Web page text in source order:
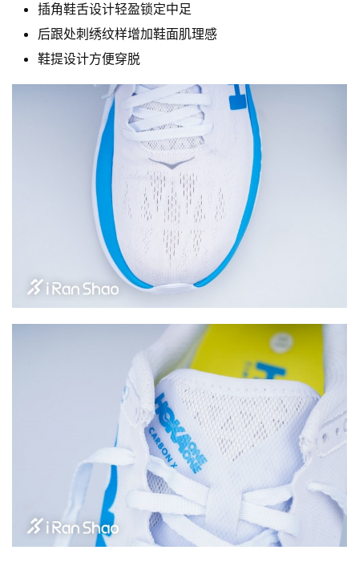
插角鞋舌设计轻盈锁定中足
后跟处刺绣纹样增加鞋面肌理感
鞋提设计方便穿脱